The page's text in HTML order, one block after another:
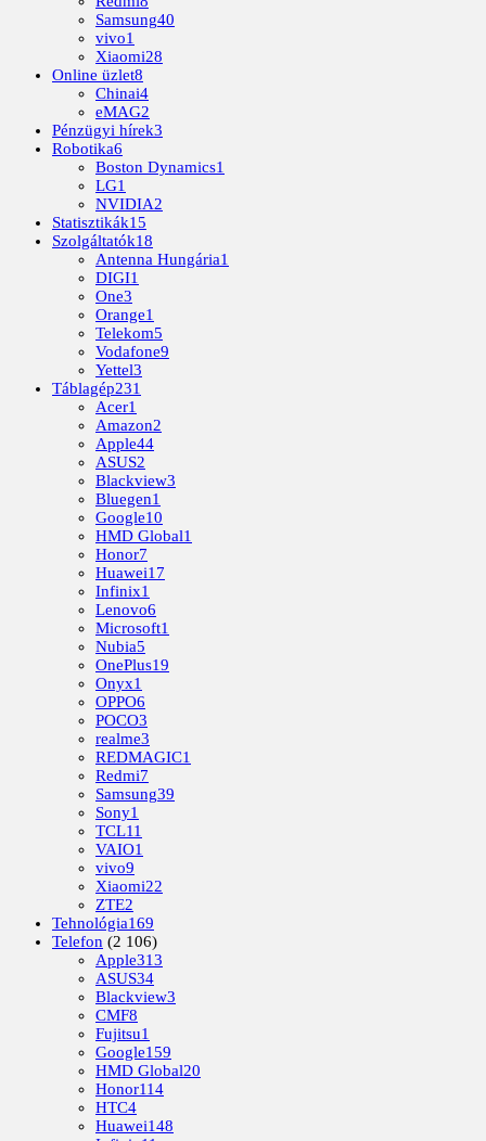
Samsung40
vivo1
Xiaomi28
Online üzlet8
Chinai4
eMAG2
Pénzügyi hírek3
Robotika6
Boston Dynamics1
LG1
NVIDIA2
Statisztikák15
Szolgáltatók18
Antenna Hungária1
DIGI1
One3
Orange1
Telekom5
Vodafone9
Yettel3
Táblagép231
Acer1
Amazon2
Apple44
ASUS2
Blackview3
Bluegen1
Google10
HMD Global1
Honor7
Huawei17
Infinix1
Lenovo6
Microsoft1
Nubia5
OnePlus19
Onyx1
OPPO6
POCO3
realme3
REDMAGIC1
Redmi7
Samsung39
Sony1
TCL11
VAIO1
vivo9
Xiaomi22
ZTE2
Tehnológia169
Telefon (2 106)
Apple313
ASUS34
Blackview3
CMF8
Fujitsu1
Google159
HMD Global20
Honor114
HTC4
Huawei148